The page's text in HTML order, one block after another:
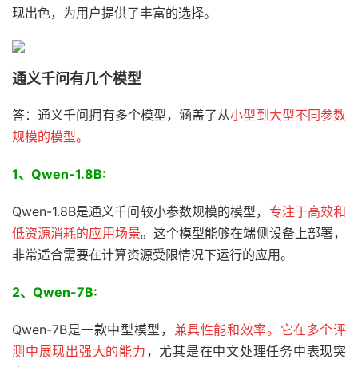
现出色，为用户提供了丰富的选择。
通义千问有几个模型
答：通义千问拥有多个模型，涵盖了从小型到大型不同参数
规模的模型。
1、Qwen-1.8B:
Qwen-1.8B是通义千问较小参数规模的模型， 专注于高效和
低资源消耗的应用场景。这个模型能够在端侧设备上部署，
非常适合需要在计算资源受限情况下运行的应用。
2、Qwen-7B:
Qwen-7B是一款中型模型， 兼具性能和效率。它在多个评
测中展现出强大的能力 ，尤其是在中文处理任务中表现突